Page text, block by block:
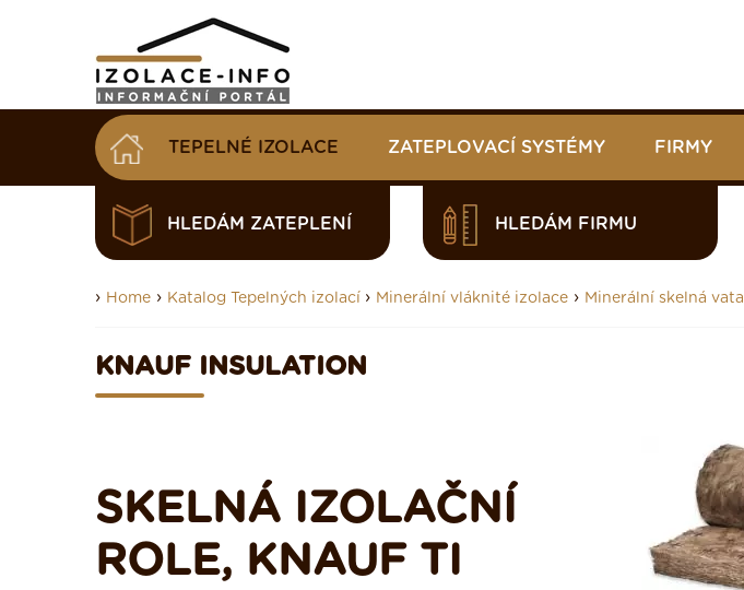
TEPELNÉ IZOLACE ZATEPLOVACÍ SYSTÉMY FIRMY
HLEDÁM ZATEPLENÍ HLEDÁM FIRMU
› Home › Katalog Tepelných izolací › Minerální vláknité izolace › Minerální skelná vata
KNAUF INSULATION
SKELNÁ IZOLAČNÍ
ROLE, KNAUF TI